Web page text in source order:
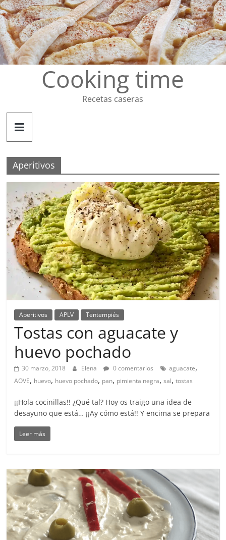
Saltar
al
contenido
Cooking time
Recetas caseras
Aperitivos
Aperitivos APLV Tentempiés
Tostas con aguacate y
huevo pochado
30 marzo, 2018 Elena 0 comentarios aguacate,
AOVE, huevo, huevo pochado, pan, pimienta negra,sal,tostas
¡¡Hola cocinillas!! ¿Qué tal? Hoy os traigo una idea de
desayuno que está… ¡¡Ay cómo está!! Y encima se prepara
Leer más